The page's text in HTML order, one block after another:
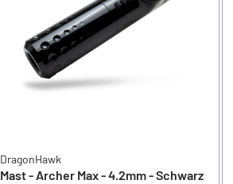
DragonHawk
Mast - Archer Max - 4.2mm - Schwarz